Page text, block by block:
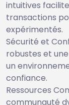
intuitives
transactions
expérimentés.
Sécurité et
robustes et
un
confiance.
Ressources
communauté